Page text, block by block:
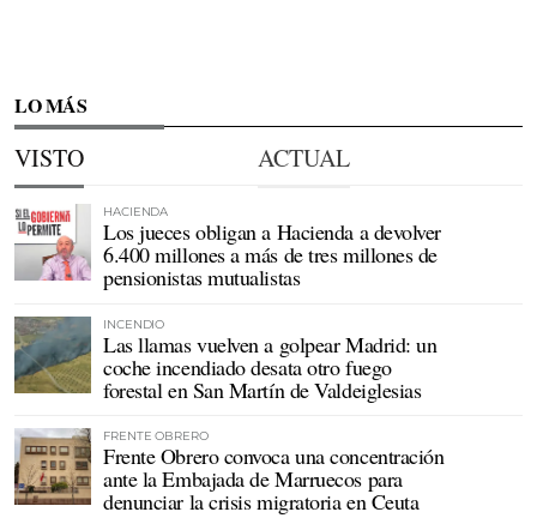
LO MÁS
VISTO ACTUAL
HACIENDA
Los jueces obligan a Hacienda a devolver
6.400 millones a más de tres millones de
pensionistas mutualistas
INCENDIO
Las llamas vuelven a golpear Madrid: un
coche incendiado desata otro fuego
forestal en San Martín de Valdeiglesias
FRENTE OBRERO
Frente Obrero convoca una concentración
ante la Embajada de Marruecos para
denunciar la crisis migratoria en Ceuta